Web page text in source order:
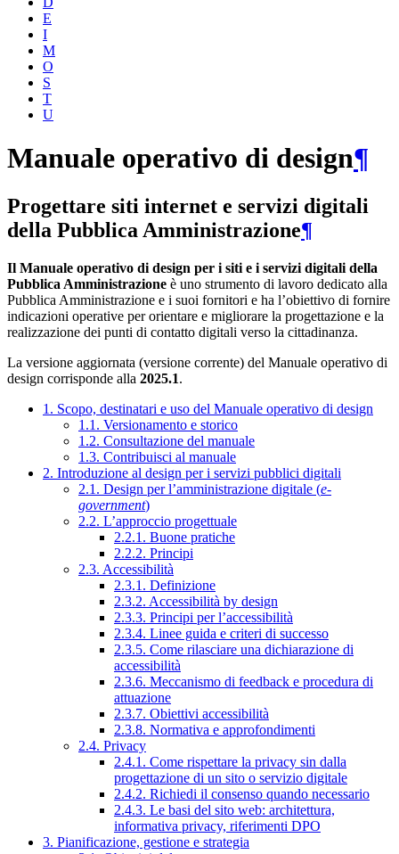
E
I
M
O
S
T
U
Manuale operativo di design¶
Progettare siti internet e servizi digitali
della Pubblica Amministrazione¶
Il Manuale operativo di design per i siti e i servizi digitali della
Pubblica Amministrazione è uno strumento di lavoro dedicato alla
Pubblica Amministrazione e i suoi fornitori e ha l’obiettivo di fornire
indicazioni operative per orientare e migliorare la progettazione e la
realizzazione dei punti di contatto digitali verso la cittadinanza.
La versione aggiornata (versione corrente) del Manuale operativo di
design corrisponde alla 2025.1.
1. Scopo, destinatari e uso del Manuale operativo di design
1.1. Versionamento e storico
1.2. Consultazione del manuale
1.3. Contribuisci al manuale
2. Introduzione al design per i servizi pubblici digitali
2.1. Design per l’amministrazione digitale (e-
government)
2.2. L’approccio progettuale
2.2.1. Buone pratiche
2.2.2. Principi
2.3. Accessibilità
2.3.1. Definizione
2.3.2. Accessibilità by design
2.3.3. Principi per l’accessibilità
2.3.4. Linee guida e criteri di successo
2.3.5. Come rilasciare una dichiarazione di
accessibilità
2.3.6. Meccanismo di feedback e procedura di
attuazione
2.3.7. Obiettivi accessibilità
2.3.8. Normativa e approfondimenti
2.4. Privacy
2.4.1. Come rispettare la privacy sin dalla
progettazione di un sito o servizio digitale
2.4.2. Richiedi il consenso quando necessario
2.4.3. Le basi del sito web: architettura,
informativa privacy, riferimenti DPO
3. Pianificazione, gestione e strategia